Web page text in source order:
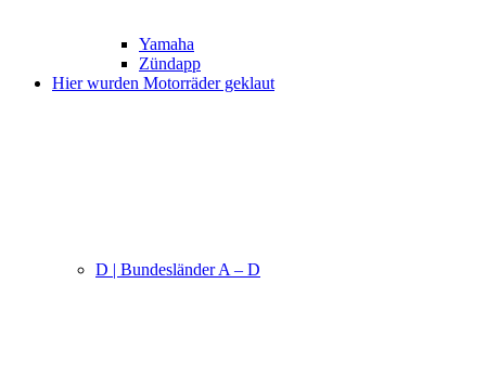
Yamaha
Zündapp
Hier wurden Motorräder geklaut
D | Bundesländer A – D